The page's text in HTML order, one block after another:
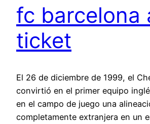
fc barcelona
ticket
El 26 de diciembre de 1999, el
convirtió en el primer equipo
en el campo de juego una
completamente extranjera en un